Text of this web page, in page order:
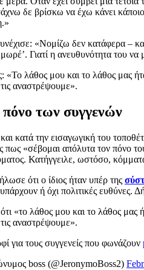
δε βρίσκω να έχω κάνει
«Νομίζω δεν κατάφερα –
Γιατί η ανευθυνότητα του
«Το λάθος μου και το λάθος μας
αναστρέψουμε».
πόνο των συγγενών
κατά την εισαγωγική του
πως «σέβομαι απόλυτα τον πόνο
Κατήγγειλε, ωστόσο,
ότι ο ίδιος ήταν υπέρ της
ή όχι πολιτικές ευθύνες.
«το λάθος μου και το λάθος
αναστρέψουμε».
για τους συγγενείς που φωνάζουν
boss (@JeronymoBoss2)